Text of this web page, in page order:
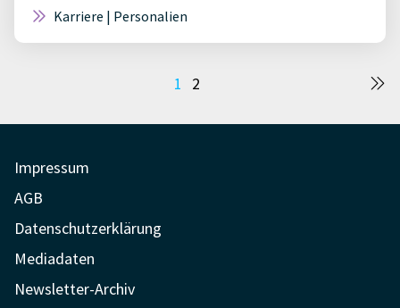
Karriere | Personalien
Seitennummerierung
1 2
Impressum
AGB
Datenschutzerklärung
Mediadaten
Newsletter-Archiv